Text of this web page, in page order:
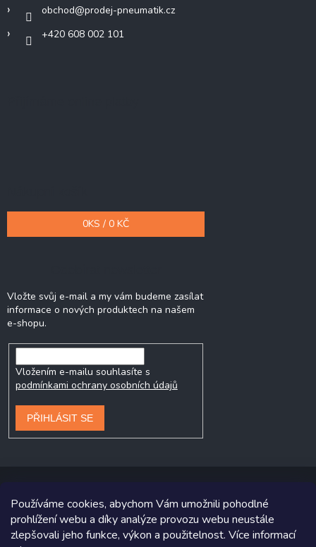
Používáme cookies, abychom Vám umožnili pohodlné
prohlížení webu a díky analýze provozu webu neustále
zlepšovali jeho funkce, výkon a použitelnost. Více informací
obchod@prodej-pneumatik.cz
+420 608 002 101
0KS / 0 KČ
Vložte svůj e-mail a my vám budeme zasílat
informace o nových produktech na našem
e-shopu.
Vložením e-mailu souhlasíte s
podmínkami ochrany osobních údajů
PŘIHLÁSIT SE
Copyright 2026Prodej-pneumatik.cz. Všechna práva vyhrazena.